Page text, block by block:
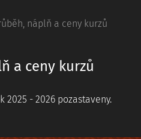
náplň a ceny kurzů
a ceny kurzů
2025 - 2026 pozastaveny.